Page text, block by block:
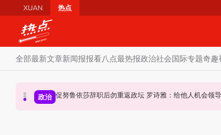
Skip to main content
XUAN 热点
全部最新文章新闻报报看八点最热报政治社会国际专题奇趣
政治 炮轰哈迪不了解章程 阿兹敏：国盟无“自动退盟”规定
政治 促努鲁依莎辞职后勿重返政坛 罗诗雅：给他人
国际 泰校园枪击案酿8师生亡 枪手疑遭长期遭霸凌成导火索